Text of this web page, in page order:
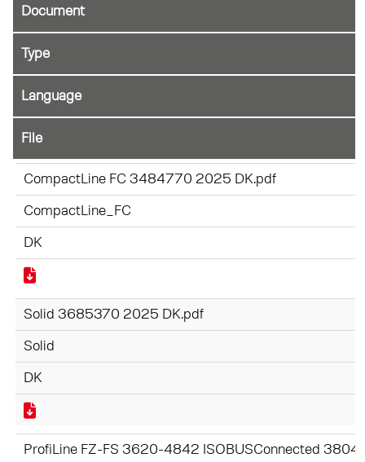
Document
File
CompactLine FC 3484770 2025 DK.pdf
CompactLine_FC
DK
Solid 3685370 2025 DK.pdf
Solid
DK
ProfiLine FZ-FS 3620-4842 ISOBUSConnected